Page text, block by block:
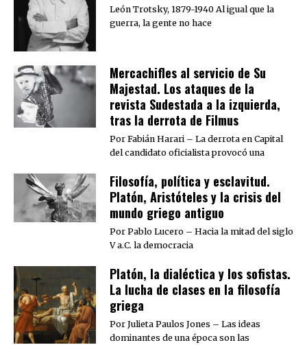
León Trotsky, 1879-1940 Al igual que la
guerra, la gente no hace
Mercachifles al servicio de Su
Majestad. Los ataques de la
revista Sudestada a la izquierda,
tras la derrota de Filmus
Por Fabián Harari – La derrota en Capital
del candidato oficialista provocó una
Filosofía, política y esclavitud.
Platón, Aristóteles y la crisis del
mundo griego antiguo
Por Pablo Lucero – Hacia la mitad del siglo
V a.C. la democracia
Platón, la dialéctica y los sofistas.
La lucha de clases en la filosofía
griega
Por Julieta Paulos Jones – Las ideas
dominantes de una época son las